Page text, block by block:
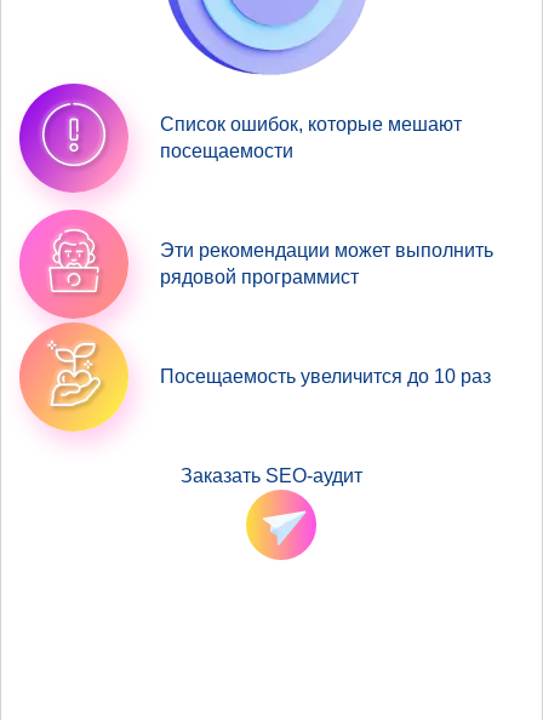
Список ошибок, которые мешают
посещаемости
Эти рекомендации может выполнить
рядовой программист
Посещаемость увеличится до 10 раз
Заказать SEO-аудит